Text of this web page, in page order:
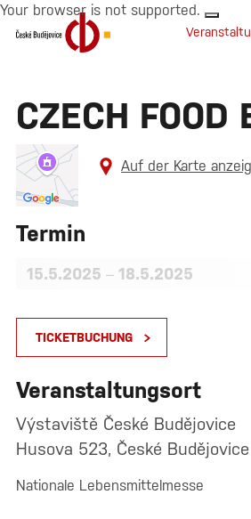
Your browser is not supported.
CZECH FOOD
Auf der Karte
Termin
15.5.2025 – 18.5.2025
TICKETBUCHUNG
Veranstaltungsort
Výstaviště České Budějovice
Husova 523, České
Nationale Lebensmittelmesse